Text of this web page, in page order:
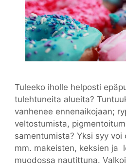
Tuleeko iholle helposti
tulehtuneita alueita?
vanhenee ennenaikojaan;
veltostumista,
samentumista? Yksi syy voi
mm. makeisten, keksien ja
muodossa nautittuna.